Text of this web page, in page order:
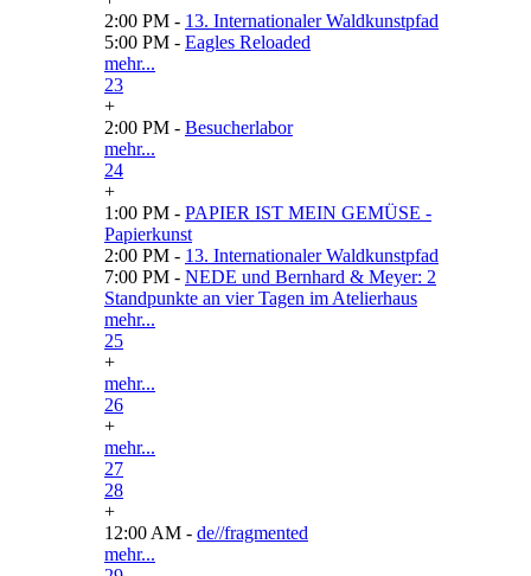
2:00 PM - 13. Internationaler Waldkunstpfad
5:00 PM - Eagles Reloaded
mehr...
23
+
2:00 PM - Besucherlabor
mehr...
24
+
1:00 PM - PAPIER IST MEIN GEMÜSE -
Papierkunst
2:00 PM - 13. Internationaler Waldkunstpfad
7:00 PM - NEDE und Bernhard & Meyer: 2
Standpunkte an vier Tagen im Atelierhaus
mehr...
25
+
mehr...
26
+
mehr...
27
28
+
12:00 AM - de//fragmented
mehr...